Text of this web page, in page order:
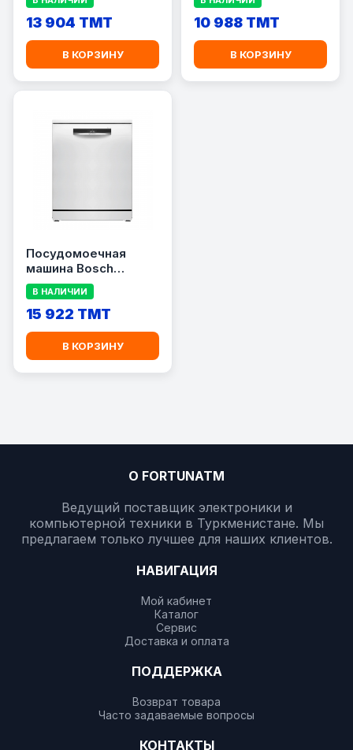
13 904 TMT
В КОРЗИНУ
10 988 TMT
В КОРЗИНУ
Посудомоечная
машина Bosch
SMS6EMW38Q
В НАЛИЧИИ
15 922 TMT
В КОРЗИНУ
О FORTUNATM
Ведущий поставщик электроники и
компьютерной техники в Туркменистане. Мы
предлагаем только лучшее для наших клиентов.
НАВИГАЦИЯ
Мой кабинет
Каталог
Сервис
Доставка и оплата
ПОДДЕРЖКА
Возврат товара
Часто задаваемые вопросы
КОНТАКТЫ